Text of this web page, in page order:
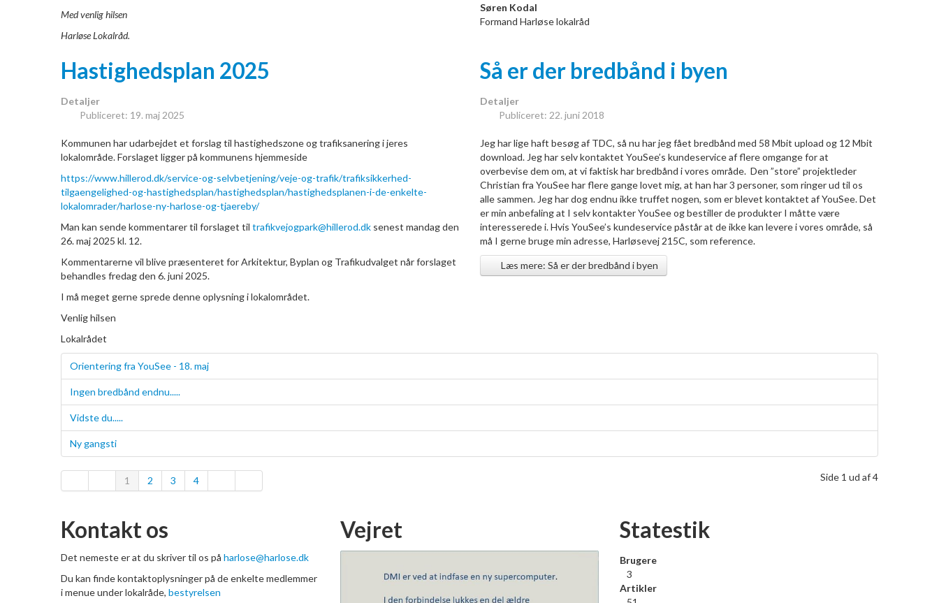
Med venlig hilsen
Harløse Lokalråd.
Søren Kodal
Formand Harløse lokalråd
Hastighedsplan 2025
Detaljer
Publiceret: 19. maj 2025
Kommunen har udarbejdet et forslag til hastighedszone og trafiksanering i jeres
lokalområde. Forslaget ligger på kommunens hjemmeside
https://www.hillerod.dk/service-og-selvbetjening/veje-og-trafik/trafiksikkerhed-
tilgaengelighed-og-hastighedsplan/hastighedsplan/hastighedsplanen-i-de-enkelte-
lokalomrader/harlose-ny-harlose-og-tjaereby/
Man kan sende kommentarer til forslaget til trafikvejogpark@hillerod.dk senest mandag den
26. maj 2025 kl. 12.
Kommentarerne vil blive præsenteret for Arkitektur, Byplan og Trafikudvalget når forslaget
behandles fredag den 6. juni 2025.
I må meget gerne sprede denne oplysning i lokalområdet.
Venlig hilsen
Lokalrådet
Så er der bredbånd i byen
Detaljer
Publiceret: 22. juni 2018
Jeg har lige haft besøg af TDC, så nu har jeg fået bredbånd med 58 Mbit upload og 12 Mbit
download. Jeg har selv kontaktet YouSee’s kundeservice af flere omgange for at
overbevise dem om, at vi faktisk har bredbånd i vores område. Den ”store” projektleder
Christian fra YouSee har flere gange lovet mig, at han har 3 personer, som ringer ud til os
alle sammen. Jeg har dog endnu ikke truffet nogen, som er blevet kontaktet af YouSee. Det
er min anbefaling at I selv kontakter YouSee og bestiller de produkter I måtte være
interesserede i. Hvis YouSee’s kundeservice påstår at de ikke kan levere i vores område, så
må I gerne bruge min adresse, Harløsevej 215C, som reference.
Læs mere: Så er der bredbånd i byen
Orientering fra YouSee - 18. maj
Ingen bredbånd endnu.....
Vidste du.....
Ny gangsti
Side 1 ud af 4
1 2 3 4
Kontakt os
Det nemeste er at du skriver til os på harlose@harlose.dk
Du kan finde kontaktoplysninger på de enkelte medlemmer
i menue under lokalråde, bestyrelsen
Vejret Statestik
Brugere
3
Artikler